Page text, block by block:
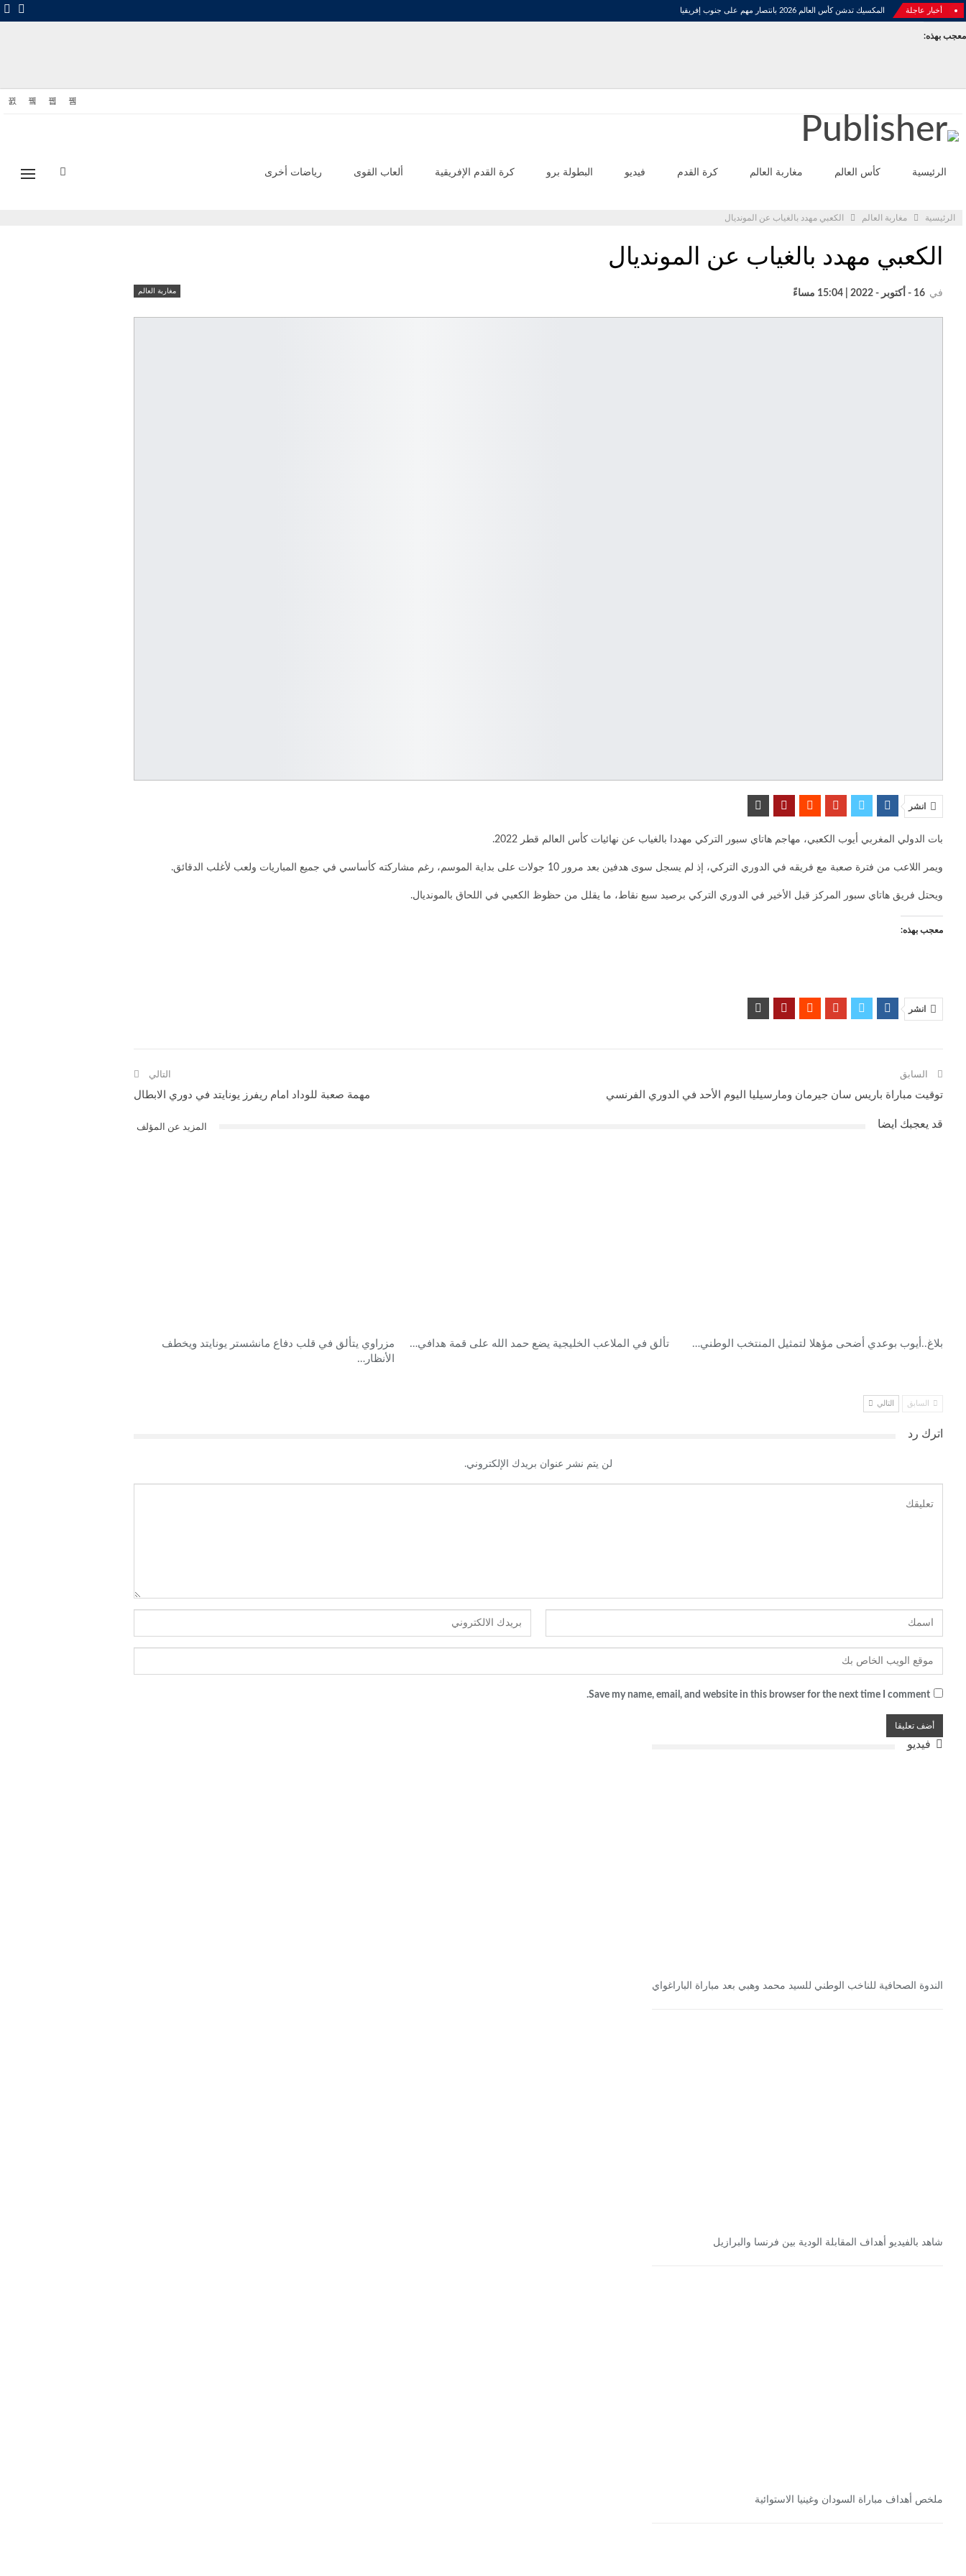
أخبار عاجلة المكسيك تدشن كأس العالم 2026 بانتصار مهم على جنوب إفريقيا
معجب بهذه:
الرئيسية كأس العالم مغاربة العالم كرة القدم فيديو البطولة برو كرة القدم الإفريقية ألعاب القوى رياضات أخرى
الرئيسية مغاربة العالم الكعبي مهدد بالغياب عن المونديال
الكعبي مهدد بالغياب عن المونديال
مغاربة العالم في 16 - أكتوبر - 2022 | 15:04 مساءً
انشر
بات الدولي المغربي أيوب الكعبي، مهاجم هاتاي سبور التركي مهددا بالغياب عن نهائيات كأس العالم قطر 2022.
ويمر اللاعب من فترة صعبة مع فريقه في الدوري التركي، إذ لم يسجل سوى هدفين بعد مرور 10 جولات على بداية الموسم، رغم مشاركته كأساسي في جميع المباريات ولعب لأغلب الدقائق.
ويحتل فريق هاتاي سبور المركز قبل الأخير في الدوري التركي برصيد سبع نقاط، ما يقلل من حظوظ الكعبي في اللحاق بالمونديال.
معجب بهذه:
انشر
السابق
توقيت مباراة باريس سان جيرمان ومارسيليا اليوم الأحد في الدوري الفرنسي
التالي
مهمة صعبة للوداد امام ريفرز يونايتد في دوري الابطال
قد يعجبك ايضا المزيد عن المؤلف
بلاغ..أيوب بوعدي أضحى مؤهلا لتمثيل المنتخب الوطني… تألق في الملاعب الخليجية يضع حمد الله على قمة هدافي…
مزراوي يتألق في قلب دفاع مانشستر يونايتد ويخطف
الأنظار…
السابق التالي
اترك رد
لن يتم نشر عنوان بريدك الإلكتروني.
Save my name, email, and website in this browser for the next time I comment.
فيديو
الندوة الصحافية للناخب الوطني للسيد محمد وهبي بعد مباراة الباراغواي
شاهد بالفيديو أهداف المقابلة الودية بين فرنسا والبرازيل
ملخص أهداف مباراة السودان وغينيا الاستوائية